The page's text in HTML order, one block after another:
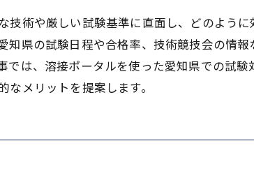
術や厳しい試験基準に直面し、どのよう
県の試験日程や合格率、技術競技会の情報
は、溶接ポータルを使った愛知県での試
メリットを提案します。